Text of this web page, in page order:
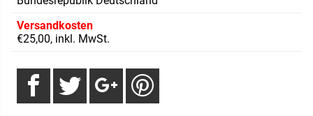
Versandkosten
€25,00, inkl. MwSt.